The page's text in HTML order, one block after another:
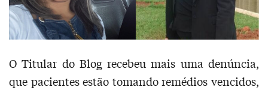
O Titular do Blog recebeu mais uma denúncia,
que pacientes estão tomando remédios vencidos,